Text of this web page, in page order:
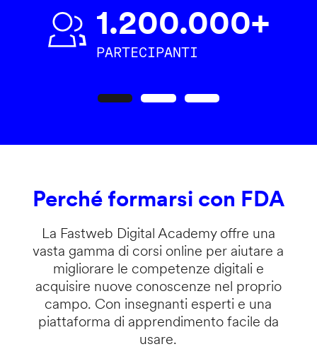
1.200.000+
PARTECIPANTI
Perché formarsi con FDA
La Fastweb Digital Academy offre una
vasta gamma di corsi online per aiutare a
migliorare le competenze digitali e
acquisire nuove conoscenze nel proprio
campo. Con insegnanti esperti e una
piattaforma di apprendimento facile da
usare.